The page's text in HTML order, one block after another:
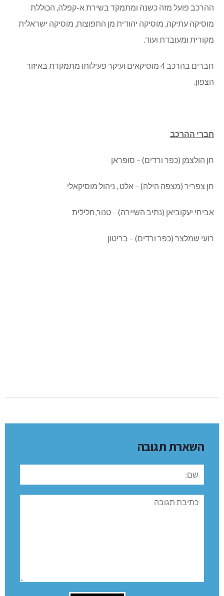
ההרכב פועל מזה כשנה ומתמקד בשירת א-קפלה, הכוללת
מוסיקה עתיקה, מוסיקה יהודית מן התפוצות, מוסיקה ישראלית
מקורית ומעובדת ועוד.
חברים בהרכב 4 מוסיקאים ועיקר פעילותו מתמקדת באיזור
הצפון.
חברי ההרכב
חן הולצמן (כפר ורדים) – סופראן
חן צפריר (מצפה הילה) – אלט , ניהול מוסיקאלי
אביחי יעקוביאן (נתיב השיירה) – טנור,חלילית
רועי שמלצר (כפר ורדים) – בריטון
השארת תגובה
שם:
תגובה